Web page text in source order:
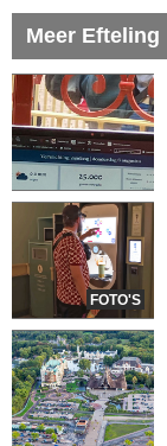
Meer Efteling
FOTO'S